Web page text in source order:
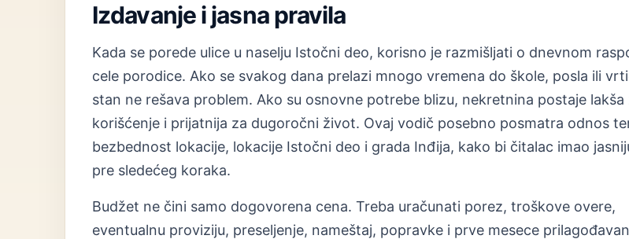
Izdavanje i jasna pravila
Kada se porede ulice u naselju Istočni deo, korisno je razmišljati o dnevnom
cele porodice. Ako se svakog dana prelazi mnogo vremena do škole, posla ili
stan ne rešava problem. Ako su osnovne potrebe blizu, nekretnina postaje lakša
korišćenje i prijatnija za dugoročni život. Ovaj vodič posebno posmatra odnos
bezbednost lokacije, lokacije Istočni deo i grada Inđija, kako bi čitalac imao
pre sledećeg koraka.
Budžet ne čini samo dogovorena cena. Treba uračunati porez, troškove overe,
eventualnu proviziju, preseljenje, nameštaj, popravke i prve mesece